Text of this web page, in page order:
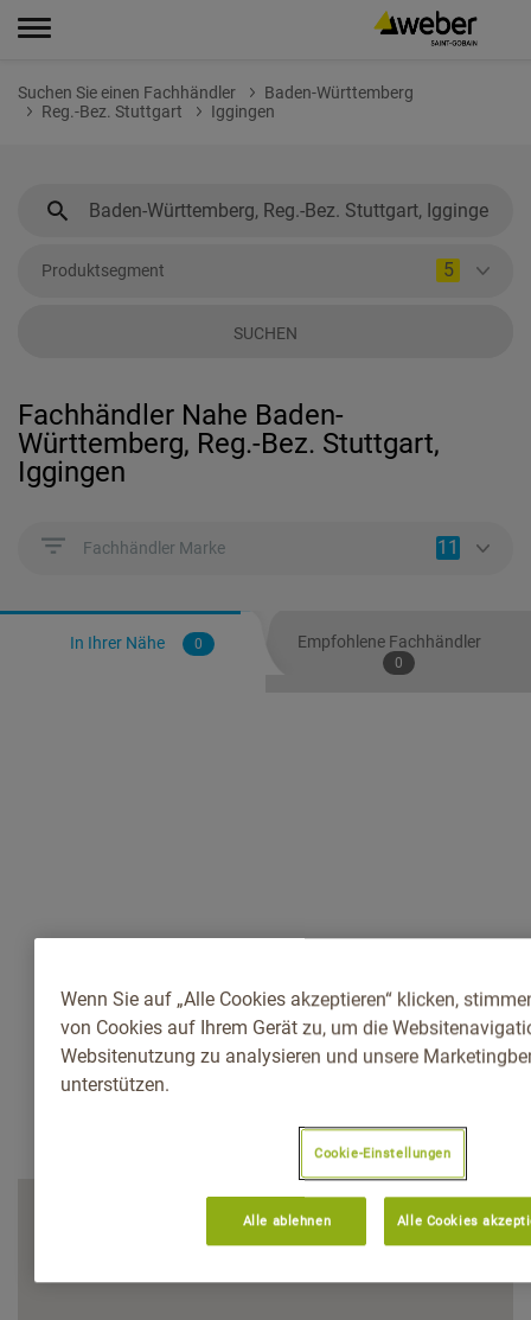
Suchen Sie einen Fachhändler
Baden-Württemberg
Reg.-Bez. Stuttgart
Iggingen
Produktsegment 5
SUCHEN
Fachhändler Nahe Baden-
Württemberg, Reg.-Bez. Stuttgart,
Iggingen
Fachhändler Marke 11
In Ihrer Nähe 0 Empfohlene Fachhändler
0
Wenn Sie auf „Alle Cookies akzeptieren“ klicken,
von Cookies auf Ihrem Gerät zu, um die
Websitenutzung zu analysieren und unsere
unterstützen.
Cookie-Einstellungen
Alle ablehnen Alle Cookies